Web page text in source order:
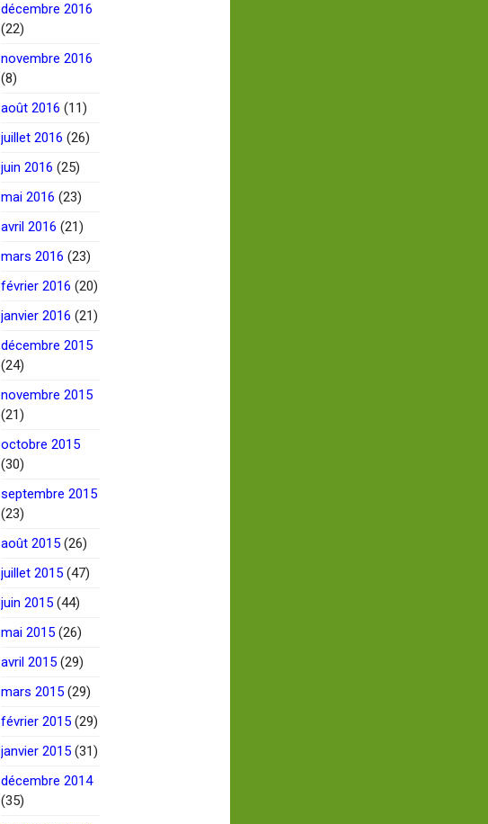
décembre 2016
(22)
novembre 2016
(8)
août 2016 (11)
juillet 2016 (26)
juin 2016 (25)
mai 2016 (23)
avril 2016 (21)
mars 2016 (23)
février 2016 (20)
janvier 2016 (21)
décembre 2015
(24)
novembre 2015
(21)
octobre 2015
(30)
septembre 2015
(23)
août 2015 (26)
juillet 2015 (47)
juin 2015 (44)
mai 2015 (26)
avril 2015 (29)
mars 2015 (29)
février 2015 (29)
janvier 2015 (31)
décembre 2014
(35)